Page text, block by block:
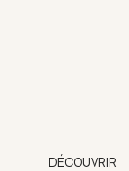
DÉCOUVRIR